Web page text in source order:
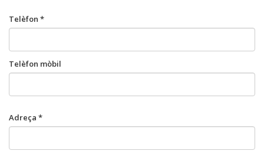
Telèfon *
Telèfon mòbil
Adreça *